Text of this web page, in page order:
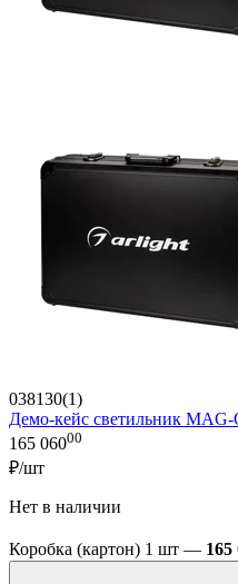
038130(1)
Демо-кейс светильник
165 06000
₽/шт
Нет в наличии
Коробка (картон) 1 шт — 165